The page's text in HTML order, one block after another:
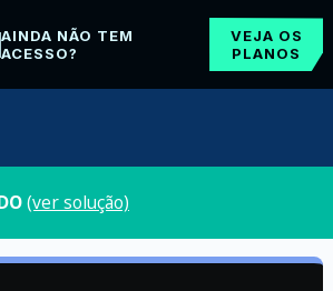
AINDA NÃO TEM
ACESSO?
VEJA OS
PLANOS
(ver solução)